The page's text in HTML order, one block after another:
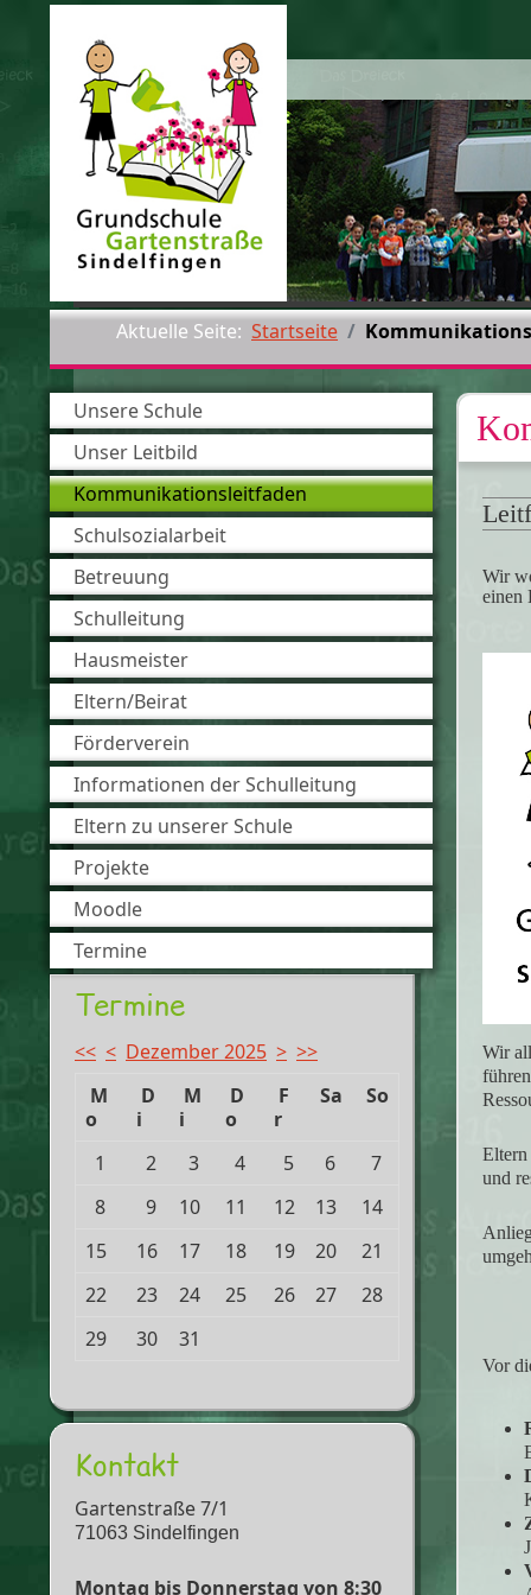
Aktuelle Seite: Startseite
Unsere Schule
Unser Leitbild
Kommunikationsleitfaden
Schulsozialarbeit
Betreuung
Schulleitung
Hausmeister
Eltern/Beirat
Förderverein
Informationen der Schulleitung
Eltern zu unserer Schule
Projekte
Moodle
Termine
Termine
<< < Dezember 2025 > >>
M
o
D
i
M
i
D
o
F
r
Sa So
1 2 3 4 5 6
7
8
9 10 11 12 13
14
15
16 17 18 19 20
21
22
23 24 25 26 27
28
29
30 31
Kontakt
Gartenstraße 7/1
71063 Sindelfingen
Montag bis Donnerstag von 8:30
Wir
einen
Wir
Eltern
und
Vor